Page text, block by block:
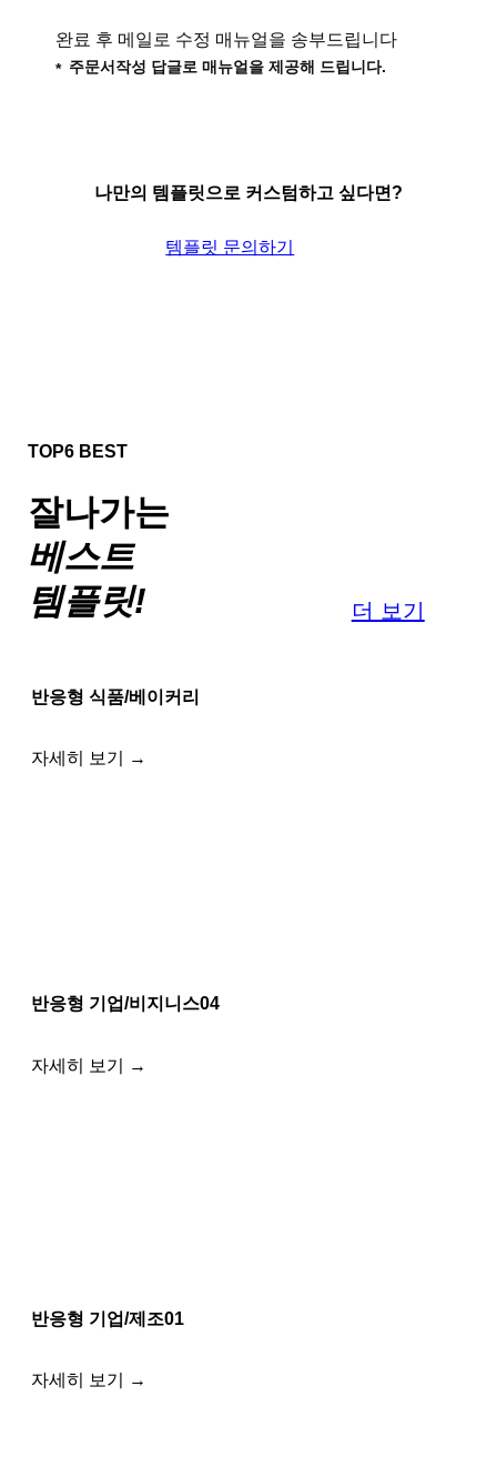
완료 후 메일로 수정 매뉴얼을 송부드립니다
주문서작성 답글로 매뉴얼을 제공해 드립니다.
나만의 템플릿으로 커스텀하고 싶다면?
템플릿 문의하기
TOP6 BEST
잘나가는
베스트
템플릿!
더 보기
반응형 식품/베이커리
자세히 보기 →
반응형 기업/비지니스04
자세히 보기 →
반응형 기업/제조01
자세히 보기 →